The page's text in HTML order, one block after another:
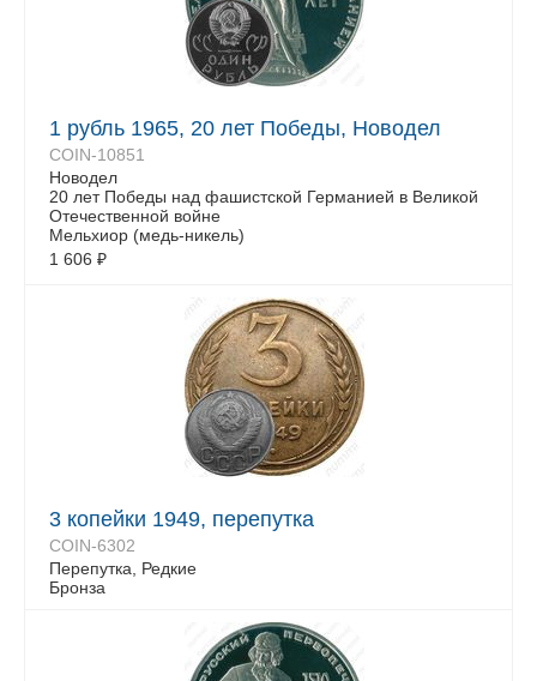
1 рубль 1965, 20 лет Победы, Новодел
COIN-10851
Новодел
20 лет Победы над фашистской Германией в Великой
Отечественной войне
Мельхиор (медь-никель)
1 606 ₽
3 копейки 1949, перепутка
COIN-6302
Перепутка, Редкие
Бронза